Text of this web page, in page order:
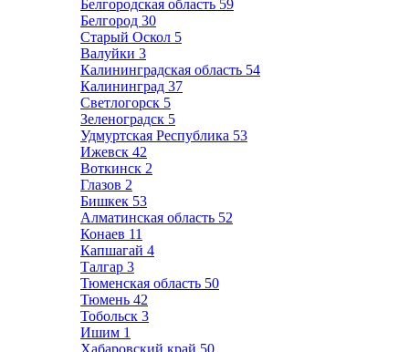
Белгородская область 59
Белгород 30
Старый Оскол 5
Валуйки 3
Калининградская область 54
Калининград 37
Светлогорск 5
Зеленоградск 5
Удмуртская Республика 53
Ижевск 42
Воткинск 2
Глазов 2
Бишкек 53
Алматинская область 52
Конаев 11
Капшагай 4
Талгар 3
Тюменская область 50
Тюмень 42
Тобольск 3
Ишим 1
Хабаровский край 50